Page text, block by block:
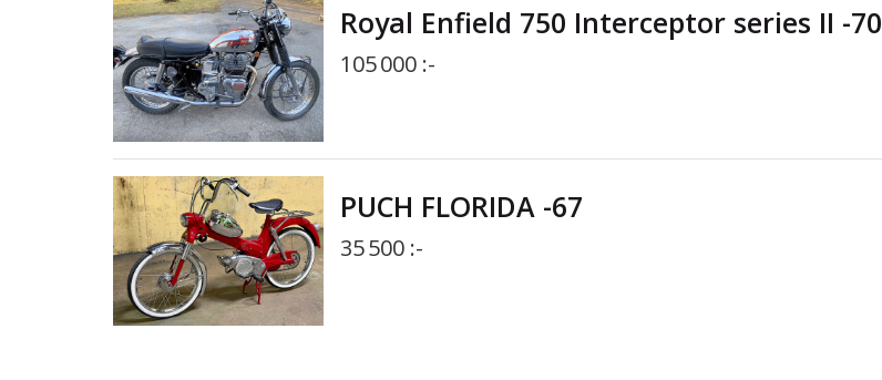
Royal Enfield 750 Interceptor series II -70
105 000 :-
PUCH FLORIDA -67
35 500 :-